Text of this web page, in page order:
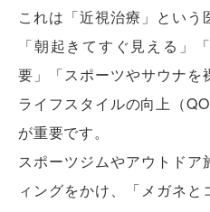
これは「近視治療」という
「朝起きてすぐ見える」
要」「スポーツやサウナを
ライフスタイルの向上（
が重要です。
スポーツジムやアウトド
ィングをかけ、「メガネ